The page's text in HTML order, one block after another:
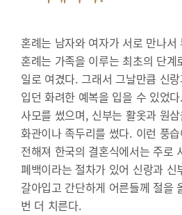
혼례는 남자와 여자가 서로 만나서
혼례는 가족을 이루는 최초의 단계
일로 여겼다. 그래서 그날만큼 신
입던 화려한 예복을 입을 수 있었
사모를 썼으며, 신부는 활옷과 원
화관이나 족두리를 썼다. 이런 풍
전해져 한국의 결혼식에서는 주로
폐백이라는 절차가 있어 신랑과 신
갈아입고 간단하게 어른들께 절을
번 더 치른다.